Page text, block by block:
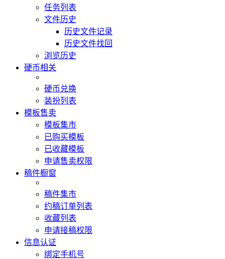
任务列表
文件历史
历史文件记录
历史文件找回
浏览历史
硬币相关
硬币兑换
装扮列表
模板售卖
模板集市
已购买模板
已收藏模板
申请售卖权限
稿件橱窗
稿件集市
约稿订单列表
收藏列表
申请接稿权限
信息认证
绑定手机号